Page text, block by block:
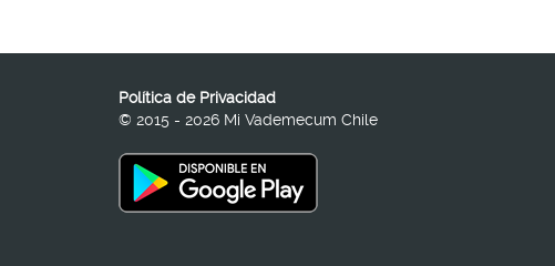
Política de Privacidad
© 2015 - 2026 Mi Vademecum Chile